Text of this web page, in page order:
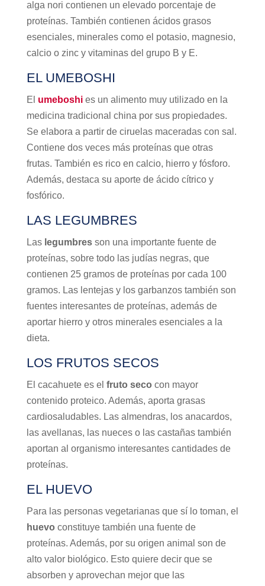
alga nori contienen un elevado porcentaje de
proteínas. También contienen ácidos grasos
esenciales, minerales como el potasio, magnesio,
calcio o zinc y vitaminas del grupo B y E.
EL UMEBOSHI
El umeboshies un alimento muy utilizado en la
medicina tradicional china por sus propiedades.
Se elabora a partir de ciruelas maceradas con sal.
Contiene dos veces más proteínas que otras
frutas. También es rico en calcio, hierro y fósforo.
Además, destaca su aporte de ácido cítrico y
fosfórico.
LAS LEGUMBRES
Las legumbresson una importante fuente de
proteínas, sobre todo las judías negras, que
contienen 25 gramos de proteínas por cada 100
gramos. Las lentejas y los garbanzos también son
fuentes interesantes de proteínas, además de
aportar hierro y otros minerales esenciales a la
dieta.
LOS FRUTOS SECOS
El cacahuete es el fruto seco con mayor
contenido proteico. Además, aporta grasas
cardiosaludables. Las almendras, los anacardos,
las avellanas, las nueces o las castañas también
aportan al organismo interesantes cantidades de
proteínas.
EL HUEVO
Para las personas vegetarianas que sí lo toman, el
huevo constituye también una fuente de
proteínas. Además, por su origen animal son de
alto valor biológico. Esto quiere decir que se
absorben y aprovechan mejor que las